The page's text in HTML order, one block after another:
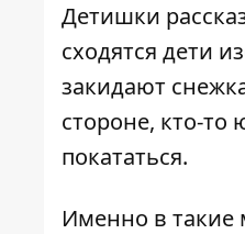
Детишки
сходятся дети
закидают
стороне, кто-то
покататься.
Именно в